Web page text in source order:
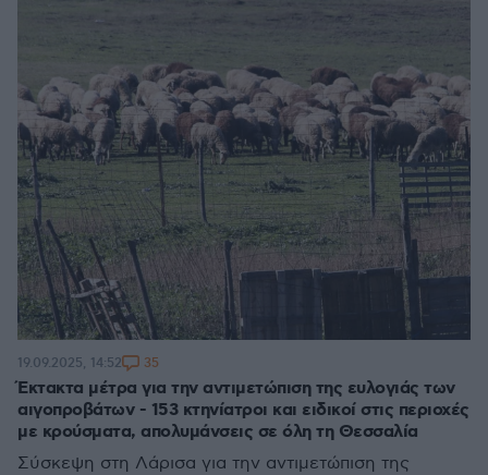
Έκτακτα μέτρα για την αντιμετώπιση της ευλογιάς των
αιγοπροβάτων - 153 κτηνίατροι και ειδικοί στις περιοχές
με κρούσματα, απολυμάνσεις σε όλη τη Θεσσαλία
Σύσκεψη στη Λάρισα για την αντιμετώπιση της
19.09.2025, 14:52 35